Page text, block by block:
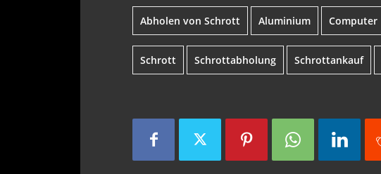
Abholen von Schrott Aluminium Computer
Schrott Schrottabholung Schrottankauf